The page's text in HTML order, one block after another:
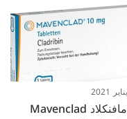
دواء مافنكلاد Mavenclad